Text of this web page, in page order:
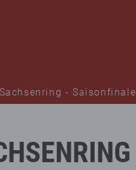
- Saisonfinale